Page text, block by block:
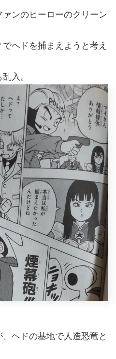
ンのヒーローのクリーン
ヘドを捕まえようと考え
入。
ヘドの基地で人造恐竜と